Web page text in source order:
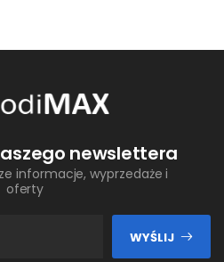
newslettera
informacje, wyprzedaże i
oferty
WYŚLIJ